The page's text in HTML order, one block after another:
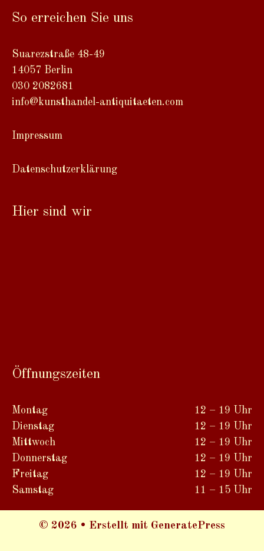
So erreichen Sie uns
Suarezstraße 48-49
14057 Berlin
030 2082681
info@kunsthandel-antiquitaeten.com
Impressum
Datenschutzerklärung
Hier sind wir
Öffnungszeiten
Montag
Dienstag
Mittwoch
Donnerstag
Freitag
Samstag
12 – 19 Uhr
12 – 19 Uhr
12 – 19 Uhr
12 – 19 Uhr
12 – 19 Uhr
11 – 15 Uhr
© 2026 • Erstellt mit GeneratePress